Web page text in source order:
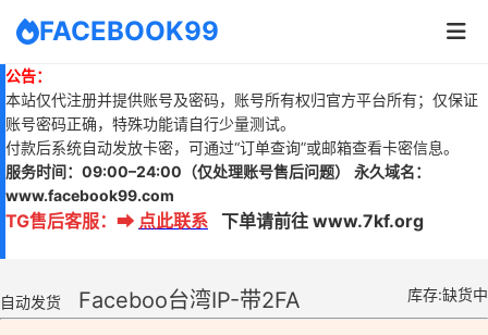
FACEBOOK99
公告：
本站仅代注册并提供账号及密码，账号所有权归官方平台所有；仅保证
账号密码正确，特殊功能请自行少量测试。
付款后系统自动发放卡密，可通过“订单查询”或邮箱查看卡密信息。
服务时间： 09:00–24:00 （仅处理账号售后问题）
永久域名：
www.facebook99.com
TG售后客服： ➡ 点此联系 下单请前往 www.7kf.org
自动发货 Faceboo台湾IP-带2FA 库存:缺货中